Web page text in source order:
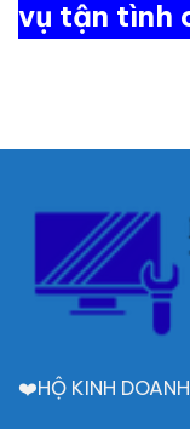
vụ tận tình
❤️HỘ KINH